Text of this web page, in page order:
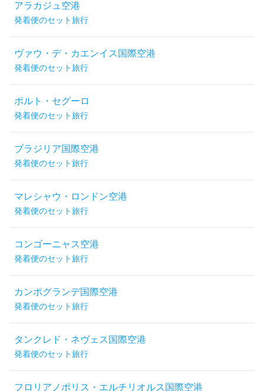
アラカジュ空港
発着便のセット旅行
ヴァウ・デ・カエンイス国際空港
発着便のセット旅行
ポルト・セグーロ
発着便のセット旅行
ブラジリア国際空港
発着便のセット旅行
マレシャウ・ロンドン空港
発着便のセット旅行
コンゴーニャス空港
発着便のセット旅行
カンポグランデ国際空港
発着便のセット旅行
タンクレド・ネヴェス国際空港
発着便のセット旅行
フロリアノポリス・エルチリオルス国際空港